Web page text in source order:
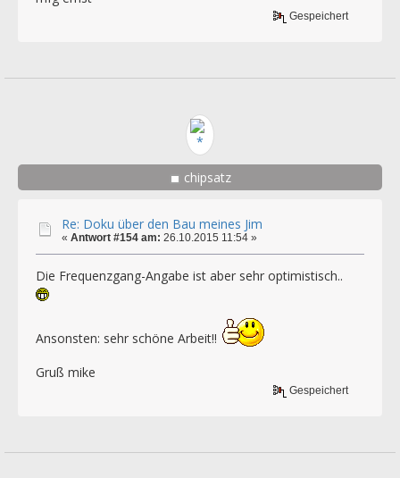
Gespeichert
chipsatz
Re: Doku über den Bau meines Jim
« Antwort #154 am: 26.10.2015 11:54 »
Die Frequenzgang-Angabe ist aber sehr optimistisch..
Ansonsten: sehr schöne Arbeit!!
Gruß mike
Gespeichert